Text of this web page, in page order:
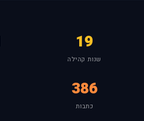
19
שנות קהילה
386
כתבות